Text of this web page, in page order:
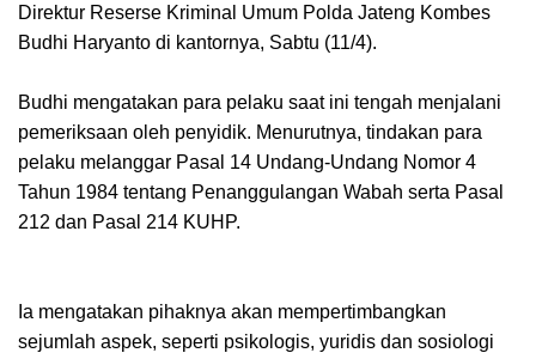
Direktur Reserse Kriminal Umum Polda Jateng Kombes
Budhi Haryanto di kantornya, Sabtu (11/4).
Budhi mengatakan para pelaku saat ini tengah menjalani
pemeriksaan oleh penyidik. Menurutnya, tindakan para
pelaku melanggar Pasal 14 Undang-Undang Nomor 4
Tahun 1984 tentang Penanggulangan Wabah serta Pasal
212 dan Pasal 214 KUHP.
Ia mengatakan pihaknya akan mempertimbangkan
sejumlah aspek, seperti psikologis, yuridis dan sosiologi